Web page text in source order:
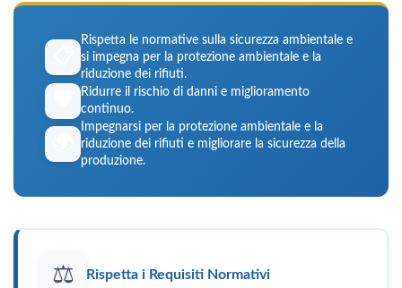
Rispetta le normative sulla sicurezza ambientale e
si impegna per la protezione ambientale e la
riduzione dei rifiuti.
Ridurre il rischio di danni e miglioramento
continuo.
Impegnarsi per la protezione ambientale e la
riduzione dei rifiuti e migliorare la sicurezza della
produzione.
⚖️ Rispetta i Requisiti Normativi